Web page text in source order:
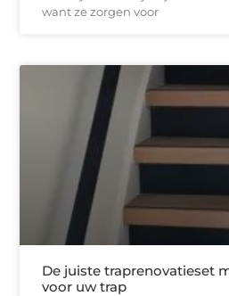
want ze zorgen voor
De juiste traprenovatieset
voor uw trap